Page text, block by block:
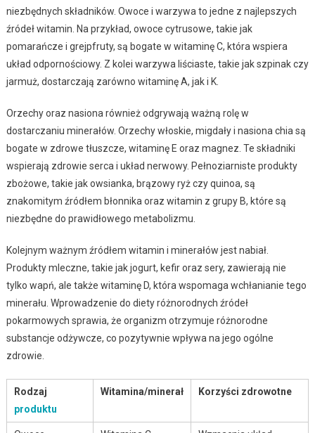
niezbędnych składników. Owoce i warzywa to jedne z najlepszych
źródeł witamin. Na przykład, owoce cytrusowe, takie jak
pomarańcze i grejpfruty, są bogate w witaminę C, która wspiera
układ odpornościowy. Z kolei warzywa liściaste, takie jak szpinak czy
jarmuż, dostarczają zarówno witaminę A, jak i K.
Orzechy oraz nasiona również odgrywają ważną rolę w
dostarczaniu minerałów. Orzechy włoskie, migdały i nasiona chia są
bogate w zdrowe tłuszcze, witaminę E oraz magnez. Te składniki
wspierają zdrowie serca i układ nerwowy. Pełnoziarniste produkty
zbożowe, takie jak owsianka, brązowy ryż czy quinoa, są
znakomitym źródłem błonnika oraz witamin z grupy B, które są
niezbędne do prawidłowego metabolizmu.
Kolejnym ważnym źródłem witamin i minerałów jest nabiał.
Produkty mleczne, takie jak jogurt, kefir oraz sery, zawierają nie
tylko wapń, ale także witaminę D, która wspomaga wchłanianie tego
minerału. Wprowadzenie do diety różnorodnych źródeł
pokarmowych sprawia, że organizm otrzymuje różnorodne
substancje odżywcze, co pozytywnie wpływa na jego ogólne
zdrowie.
Rodzaj
produktu
Witamina/minerał Korzyści zdrowotne